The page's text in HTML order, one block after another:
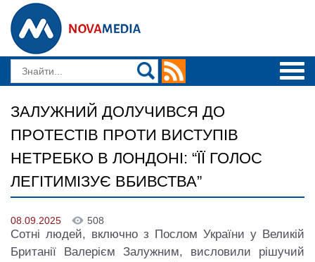
ЗАЛУЖНИЙ ДОЛУЧИВСЯ ДО
ПРОТЕСТІВ ПРОТИ ВИСТУПІВ
НЕТРЕБКО В ЛОНДОНІ: “ЇЇ ГОЛОС
ЛЕГІТИМІЗУЄ ВБИВСТВА”
08.09.2025 508
Сотні людей, включно з Послом України у Великій
Британії Валерієм Залужним, висловили рішучий